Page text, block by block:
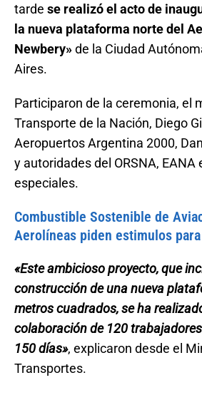
tarde se realizó el acto de
la nueva plataforma norte del
Newbery»de la Ciudad
Aires.
Participaron de la ceremonia, el
Transporte de la Nación, Diego
Aeropuertos Argentina 2000,
y autoridades del ORSNA, EANA
especiales.
Combustible Sostenible de
Aerolíneas piden estimulos
«Este ambicioso proyecto, que
construcción de una nueva
metros cuadrados, se ha
colaboración de 120
150 días», explicaron desde el
Transportes.